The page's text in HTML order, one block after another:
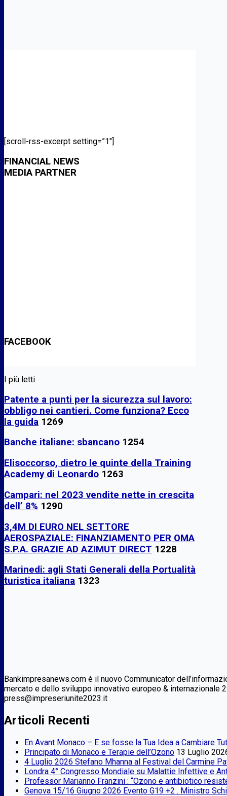
[scroll-rss-excerpt setting=”1″]
FINANCIAL NEWS
MEDIA PARTNER
FACEBOOK
I più letti
Patente a punti per la sicurezza sul lavoro:
obbligo nei cantieri. Come funziona? Ecco
la guida 1269
Banche italiane: sbancano 1254
Elisoccorso, dietro le quinte della Training
Academy di Leonardo 1263
Campari: nel 2023 vendite nette in crescita
dell’ 8% 1290
3,4M DI EURO NEL SETTORE
AEROSPAZIALE: FINANZIAMENTO PER OMA
S.P.A. GRAZIE AD AZIMUT DIRECT 1228
Marinedi: agli Stati Generali della Portualità
turistica italiana 1323
Bankimpresanews.com è il nuovo Communicator
mercato e dello sviluppo innovativo europeo & internazionale
press@impreseriunite2023.it
Articoli Recenti
En Avant Monaco – E se fosse la Tua Idea a Cambiare
Principato di Monaco e Terapie dell’Ozono 13 Luglio
4 Luglio 2026 Stefano Mhanna al Festival del Carmine
Londra 4° Congresso Mondiale su Malattie Infettive e
Professor Marianno Franzini : “Ozono e antibiotico
Genova 15/16 Giugno 2026 Evento G19 +2 . Ministro